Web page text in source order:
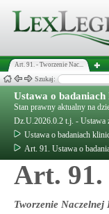
Art. 91. - Tworzenie Nac...
Szukaj:
Ustawa o
Stan prawny aktualny na
Dz.U.2026.0.2 t.j. - Ustawa
Ustawa o badaniach
Art. 91. Ustawa o
Art. 91.
Tworzenie